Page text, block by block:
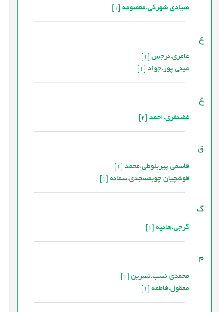
صیادی شهرکی.معصومه[1]
ع
عامری.نرجس[1]
عینی پور.جواد[1]
غ
غضنفری.احمد[2]
ق
قاسمی پیربلوطی.محمد[1]
قوشچیان چوبمسجدی.سمانه[1]
گ
گرجی.هانیه[1]
م
محمدی نسب.نسرین[1]
معقول.فاطمه[1]